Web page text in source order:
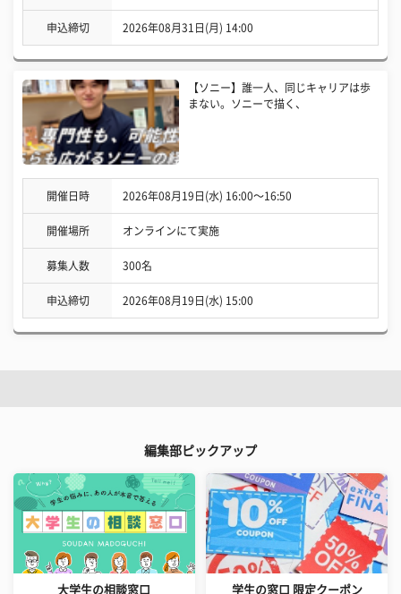
申込締切 2026年08月31日(月) 14:00
【ソニー】誰一人、同じキャリアは歩
まない。ソニーで描く、
開催日時 2026年08月19日(水) 16:00〜16:50
開催場所 オンラインにて実施
募集人数 300名
申込締切 2026年08月19日(水) 15:00
編集部ピックアップ
大学生の相談窓口 学生の窓口 限定クーポン